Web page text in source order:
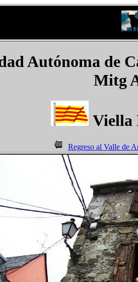
Autónoma de
Mitg
Viella
Regreso al Valle de